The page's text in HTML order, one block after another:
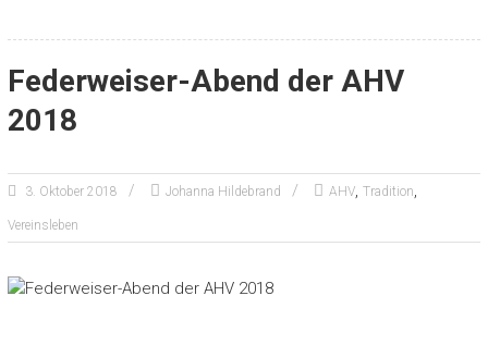
Federweiser-Abend der AHV
2018
3. Oktober 2018 Johanna Hildebrand AHV, Tradition,
Vereinsleben